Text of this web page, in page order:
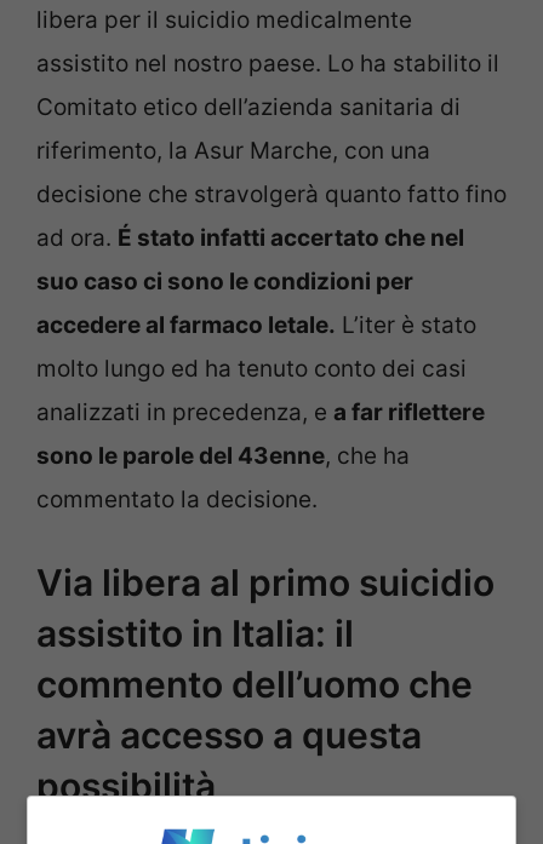
libera per il suicidio medicalmente
assistito nel nostro paese. Lo ha stabilito il
Comitato etico dell’azienda sanitaria di
riferimento, la Asur Marche, con una
decisione che stravolgerà quanto fatto fino
ad ora. É stato infatti accertato che nel
suo caso ci sono le condizioni per
accedere al farmaco letale. L’iter è stato
molto lungo ed ha tenuto conto dei casi
analizzati in precedenza, e a far riflettere
sono le parole del 43enne, che ha
commentato la decisione.
Via libera al primo suicidio
assistito in Italia: il
commento dell’uomo che
avrà accesso a questa
possibilità